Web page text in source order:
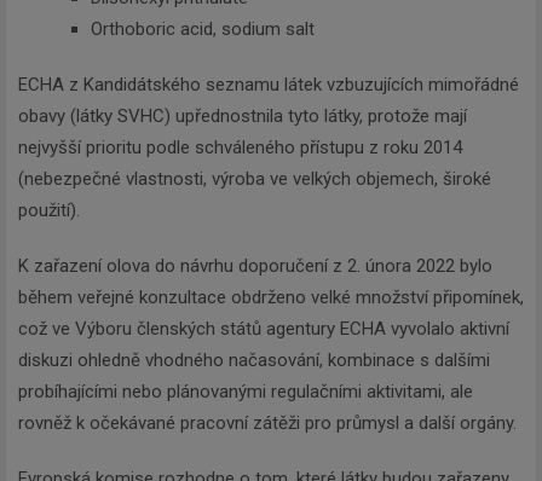
Orthoboric acid, sodium salt
ECHA z Kandidátského seznamu látek vzbuzujících mimořádné
obavy (látky SVHC) upřednostnila tyto látky, protože mají
nejvyšší prioritu podle schváleného přístupu z roku 2014
(nebezpečné vlastnosti, výroba ve velkých objemech, široké
použití).
K zařazení olova do návrhu doporučení z 2. února 2022 bylo
během veřejné konzultace obdrženo velké množství připomínek,
což ve Výboru členských států agentury ECHA vyvolalo aktivní
diskuzi ohledně vhodného načasování, kombinace s dalšími
probíhajícími nebo plánovanými regulačními aktivitami, ale
rovněž k očekávané pracovní zátěži pro průmysl a další orgány.